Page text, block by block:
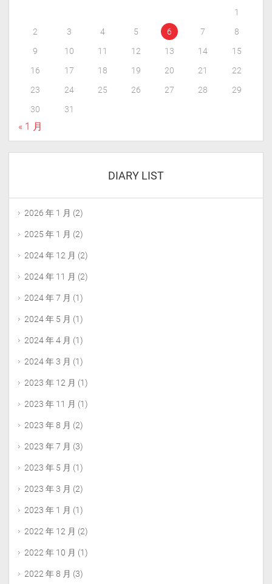
1
2
3 4 5 6 7
8
9
10 11 12 13 14
15
16
17 18 19 20 21
22
23
24 25 26 27 28
29
30
31
« 1 月
DIARY LIST
2026 年 1 月 (2)
2025 年 1 月 (2)
2024 年 12 月 (2)
2024 年 11 月 (2)
2024 年 7 月 (1)
2024 年 5 月 (1)
2024 年 4 月 (1)
2024 年 3 月 (1)
2023 年 12 月 (1)
2023 年 11 月 (1)
2023 年 8 月 (2)
2023 年 7 月 (3)
2023 年 5 月 (1)
2023 年 3 月 (2)
2023 年 1 月 (1)
2022 年 12 月 (2)
2022 年 10 月 (1)
2022 年 8 月 (3)